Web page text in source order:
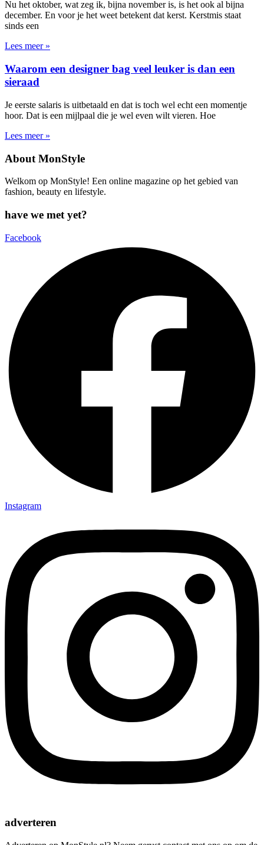
Nu het oktober, wat zeg ik, bijna november is, is het ook al bijna
december. En voor je het weet betekent dat kerst. Kerstmis staat
sinds een
Lees meer »
Waarom een designer bag veel leuker is dan een
sieraad
Je eerste salaris is uitbetaald en dat is toch wel echt een momentje
hoor. Dat is een mijlpaal die je wel even wilt vieren. Hoe
Lees meer »
About MonStyle
Welkom op MonStyle! Een online magazine op het gebied van
fashion, beauty en lifestyle.
have we met yet?
Facebook
Instagram
adverteren